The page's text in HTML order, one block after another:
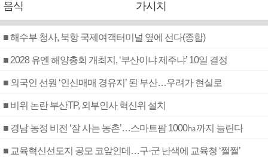
음식
가시치
■ 해수부 청사, 북항 국제여객터미널 옆에 선다(종합)
■ 2028 유엔 해양총회 개최지, ‘부산이냐 제주냐’ 10일 결정
■ 외국인 선원 ‘인신매매 경유지’ 된 부산…우려가 현실로
■ 비위 논란 부산TP, 외부인사 혁신위 설치
■ 경남 농정 비전 ‘잘 사는 농촌’…스마트팜 1000㏊까지 늘린다
■ 교육혁신선도지 공모 코앞인데…구·군 난색에 교육청 ‘쩔쩔’